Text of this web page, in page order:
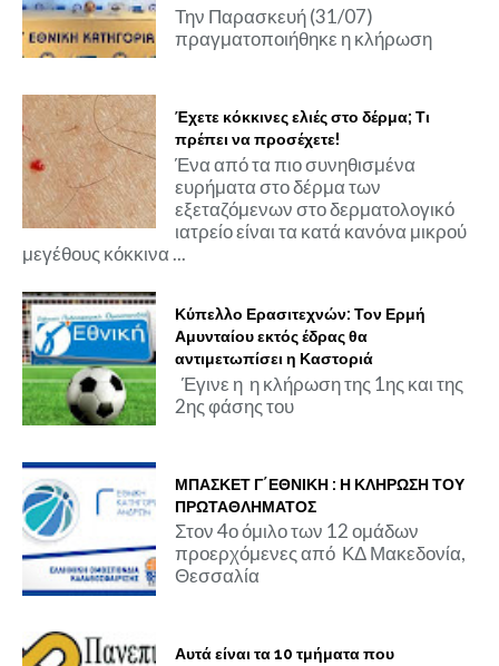
Την Παρασκευή (31/07)
πραγματοποιήθηκε η κλήρωση
Έχετε κόκκινες ελιές στο δέρμα; Τι
πρέπει να προσέχετε!
Ένα από τα πιο συνηθισμένα
ευρήματα στο δέρμα των
εξεταζόμενων στο δερματολογικό
ιατρείο είναι τα κατά κανόνα μικρού
μεγέθους κόκκινα ...
Κύπελλο Ερασιτεχνών: Τον Ερμή
Αμυνταίου εκτός έδρας θα
αντιμετωπίσει η Καστοριά
Έγινε η η κλήρωση της 1ης και της
2ης φάσης του
ΜΠΑΣΚΕΤ Γ΄ΕΘΝΙΚΗ : Η ΚΛΗΡΩΣΗ ΤΟΥ
ΠΡΩΤΑΘΛΗΜΑΤΟΣ
Στον 4ο όμιλο των 12 ομάδων
προερχόμενες από ΚΔ Μακεδονία,
Θεσσαλία
Αυτά είναι τα 10 τμήματα που